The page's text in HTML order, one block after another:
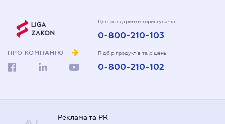
ПРО КОМПАНІЮ
Центр підтримки користувачів
0-800-210-103
Підбір продуктів та рішень
0-800-210-102
Реклама та PR